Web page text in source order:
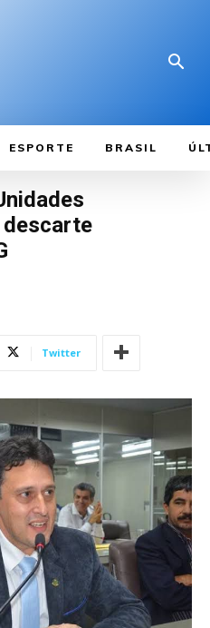
ESPORTE BRASIL
descarte
Twitter